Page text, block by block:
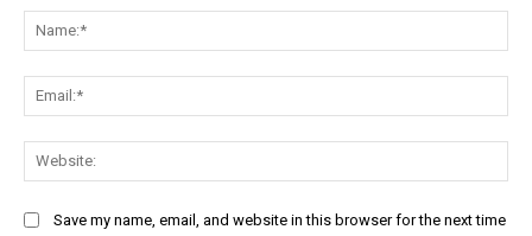
Save my name, email, and website in this browser for the next time